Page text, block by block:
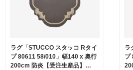
ラグ「STUCCO スタッコ Rタイ
プ 80611 58/010」幅140 x 奥行
200cm 防炎【受注生産品】
ラ
プ